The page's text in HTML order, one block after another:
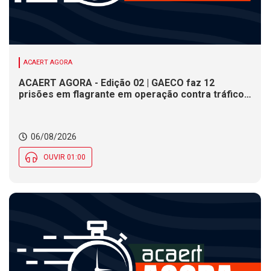
ACAERT AGORA
ACAERT AGORA - Edição 02 | GAECO faz 12
prisões em flagrante em operação contra tráfico
cerâmica em SC
06/08/2026
OUVIR 01:00